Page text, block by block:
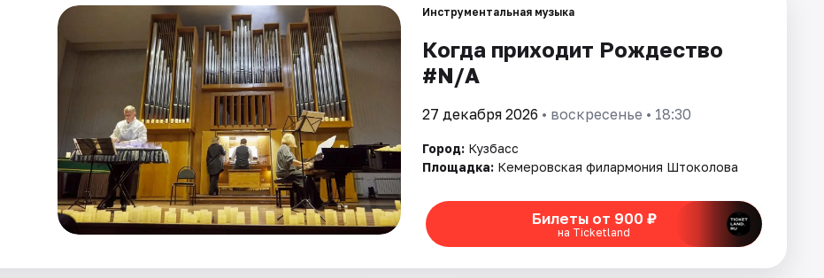
Инструментальная музыка
Когда приходит Рождество
#N/A
27 декабря 2026 • воскресенье • 18:30
Город: Кузбасс
Площадка: Кемеровская филармония Штоколова
Билеты от 900 ₽
на Ticketland